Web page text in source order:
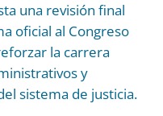
una revisión final
oficial al Congreso
la carrera
y
sistema de justicia.